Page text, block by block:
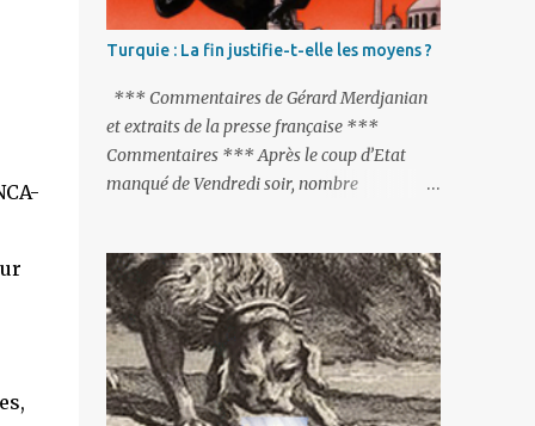
Turquie : La fin justifie-t-elle les moyens ?
*** Commentaires de Gérard Merdjanian
et extraits de la presse française ***
Commentaires *** Après le coup d’Etat
manqué de Vendredi soir, nombre
monde condamne le coup d’Etat mené par
une partie de l’armée et trouve normal que
les putschistes soient jugés. Mais là où le bât
blesse, c’est sur les actions menées par le
président Erdoğan, et pour certains sur la
réalisation du putsch lui-même.